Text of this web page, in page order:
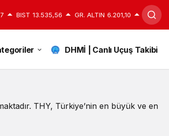
BIST 13.535,56 GR. ALTIN 6.201,10
DHMİ | Canlı Uçuş Takibi
THY, Türkiye’nin en büyük ve en